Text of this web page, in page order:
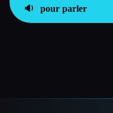
🔉
pour parler